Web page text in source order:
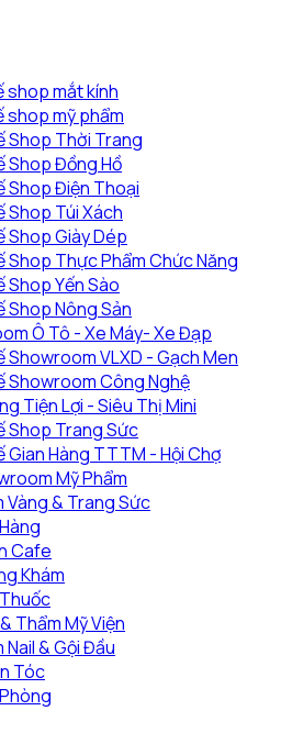
shop mắt kính
shop mỹ phẩm
Shop Thời Trang
Shop Đồng Hồ
Shop Điện Thoại
Shop Túi Xách
Shop Giày Dép
Shop Thực Phẩm Chức Năng
Shop Yến Sào
Shop Nông Sản
Ô Tô - Xe Máy- Xe Đạp
Showroom VLXD - Gạch Men
Showroom Công Nghệ
Tiện Lợi - Siêu Thị Mini
Shop Trang Sức
Gian Hàng TTTM - Hội Chợ
Mỹ Phẩm
Vàng & Trang Sức
Cafe
Khám
Thẩm Mỹ Viện
Nail & Gội Đầu
Tóc